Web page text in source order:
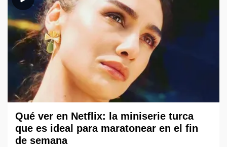
Qué ver en Netflix: la miniserie turca
que es ideal para maratonear en el fin
de semana